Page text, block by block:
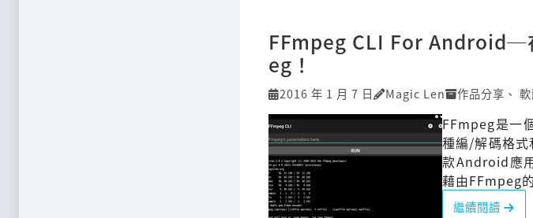
FFmpeg CLI For Android─
eg！
2016 年 1 月 7 日 Magic Len 作品分享 、
FFmpeg是一
種編/解碼格式
款Android應
藉由FFmpeg
繼續閱讀